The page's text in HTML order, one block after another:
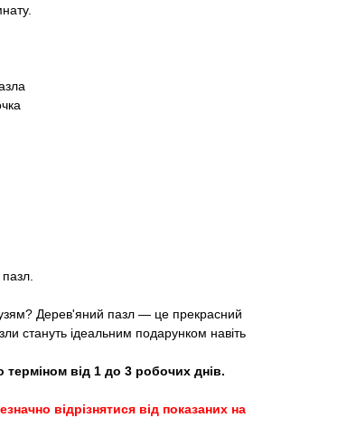
пазл.
Дерев'яний пазл — це прекрасний
стануть ідеальним подарунком навіть
від 1 до 3 робочих днів.
відрізнятися від показаних на